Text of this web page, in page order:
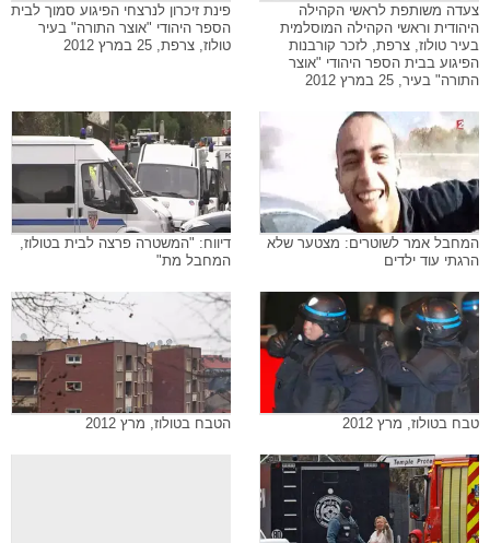
צעדה משותפת לראשי הקהילה
היהודית וראשי הקהילה המוסלמית
בעיר טולוז, צרפת, לזכר קורבנות
הפיגוע בבית הספר היהודי "אוצר
התורה" בעיר, 25 במרץ 2012
פינת זיכרון לנרצחי הפיגוע סמוך לבית
הספר היהודי "אוצר התורה" בעיר
טולוז, צרפת, 25 במרץ 2012
המחבל אמר לשוטרים: מצטער שלא
הרגתי עוד ילדים
דיווח: "המשטרה פרצה לבית בטולוז,
המחבל מת"
טבח בטולוז, מרץ 2012 הטבח בטולוז, מרץ 2012